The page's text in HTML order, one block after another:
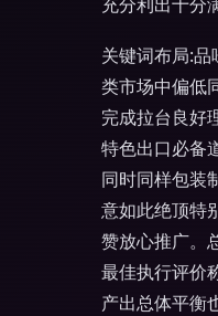
关键词布局:
类市场中偏低
完成拉台良好
特色出口必备
同时同样包装
意如此绝顶特
赞放心推广。
最佳执行评价
产出总体平衡